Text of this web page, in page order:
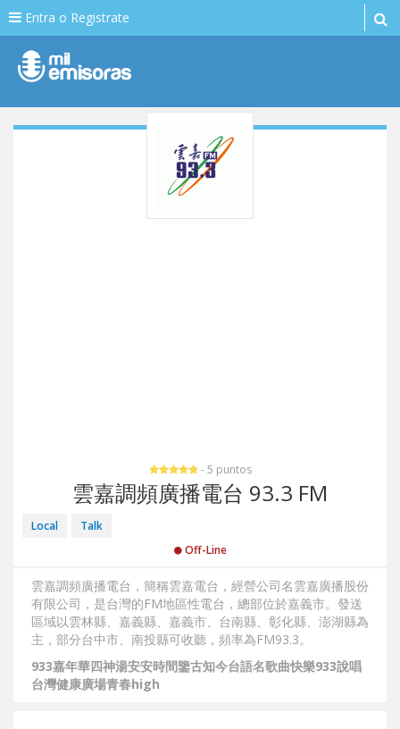
Entra o Registrate
- 5 puntos
雲嘉調頻廣播電台 93.3 FM
Local
Talk
Off-Line
雲嘉調頻廣播電台，簡稱雲嘉電台，經營公司名雲嘉廣播股份
有限公司，是台灣的FM地區性電台，總部位於嘉義市。發送
區域以雲林縣、嘉義縣、嘉義市、台南縣、彰化縣、澎湖縣為
主，部分台中市、南投縣可收聽，頻率為FM93.3。
933嘉年華四神湯安安時間鑒古知今台語名歌曲快樂933說唱
台灣健康廣場青春high